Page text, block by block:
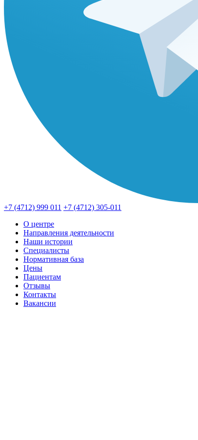
+7 (4712) 999 011 +7 (4712) 305-011
О центре
Направления деятельности
Наши истории
Специалисты
Нормативная база
Цены
Пациентам
Отзывы
Контакты
Вакансии